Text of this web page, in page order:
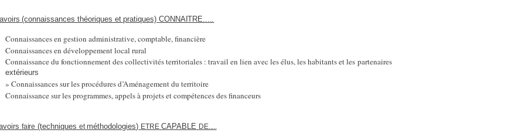
(connaissances théoriques et pratiques) CONNAITRE.....
Connaissances en gestion administrative, comptable, financière
Connaissances en développement local rural
Connaissance du fonctionnement des collectivités territoriales : travail en lien avec les élus, les habitants et les partenaires
extérieurs
» Connaissances sur les procédures d’Aménagement du territoire
Connaissance sur les programmes, appels à projets et compétences des financeurs
faire (techniques et méthodologies) ETRE CAPABLE DE.....